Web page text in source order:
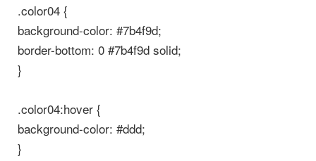
.color04 {
background-color: #7b4f9d;
border-bottom: 0 #7b4f9d solid;
}
.color04:hover {
background-color: #ddd;
}